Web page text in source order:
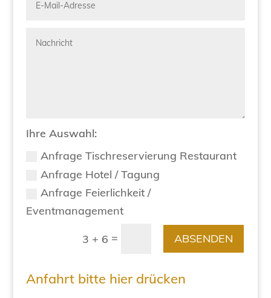
Ihre Auswahl:
Anfrage Tischreservierung Restaurant
Anfrage Hotel / Tagung
Anfrage Feierlichkeit /
Eventmanagement
3 + 6 = ABSENDEN
Anfahrt bitte hier drücken